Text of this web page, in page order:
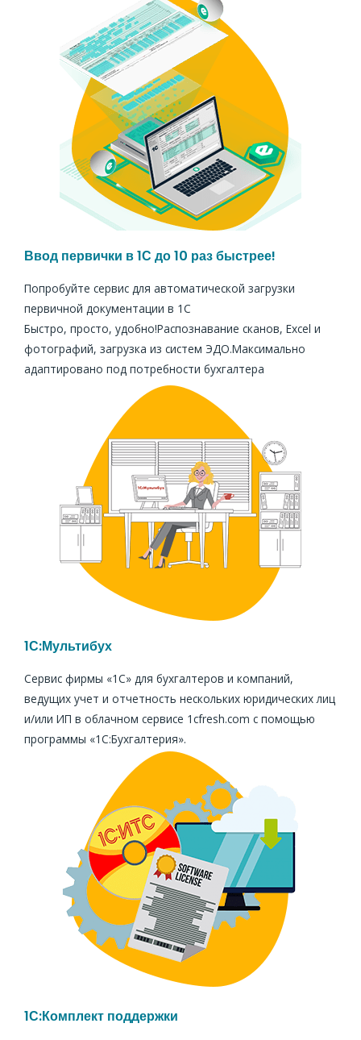
Ввод первички в 1С до 10 раз быстрее!
Попробуйте сервис для автоматической загрузки
первичной документации в 1С
Быстро, просто, удобно!Распознавание сканов, Excel и
фотографий, загрузка из систем ЭДО.Максимально
адаптировано под потребности бухгалтера
1С:Мультибух
Сервис фирмы «1С» для бухгалтеров и компаний,
ведущих учет и отчетность нескольких юридических лиц
и/или ИП в облачном сервисе 1cfresh.com с помощью
программы «1С:Бухгалтерия».
1С:Комплект поддержки